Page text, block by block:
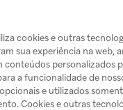
View
Feature
Flags
Visualizar
cookies e outras
sua experiência na web,
conteúdos personalizados
a funcionalidade de
e utilizados
Cookies e outras